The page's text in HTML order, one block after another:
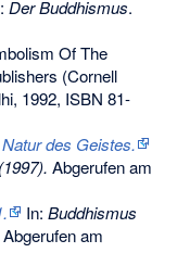
Der Buddhismus.
Of The
(Cornell
1992, ISBN 81-
des Geistes.
Abgerufen am
In:Buddhismus
Abgerufen am